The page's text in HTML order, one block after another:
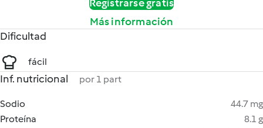
Registrarse gratis
Más información
Dificultad
fácil
Inf. nutricional por 1 part
Sodio
44.7 mg
Proteína
8.1 g